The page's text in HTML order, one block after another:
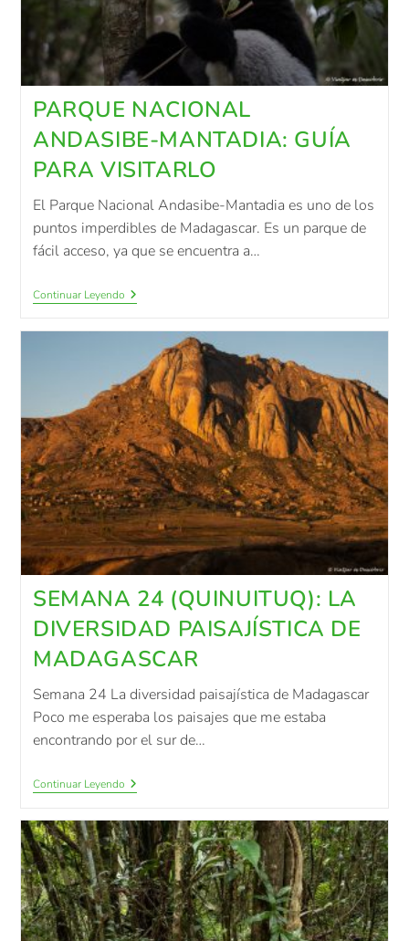
PARQUE NACIONAL
ANDASIBE-MANTADIA: GUÍA
PARA VISITARLO
El Parque Nacional Andasibe-Mantadia es uno de los
puntos imperdibles de Madagascar. Es un parque de
fácil acceso, ya que se encuentra a…
Continuar Leyendo
SEMANA 24 (QUINUITUQ): LA
DIVERSIDAD PAISAJÍSTICA DE
MADAGASCAR
Semana 24 La diversidad paisajística de Madagascar
Poco me esperaba los paisajes que me estaba
encontrando por el sur de…
Continuar Leyendo